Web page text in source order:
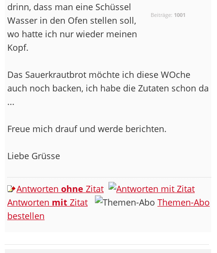
Beiträge: 1001
drinn, dass man eine Schüssel
Wasser in den Ofen stellen soll,
wo hatte ich nur wieder meinen
Kopf.
Das Sauerkrautbrot möchte ich diese WOche
auch noch backen, ich habe die Zutaten schon da
...
Freue mich drauf und werde berichten.
Liebe Grüsse
Antworten ohne Zitat
Antworten mit Zitat
Themen-Abo
bestellen